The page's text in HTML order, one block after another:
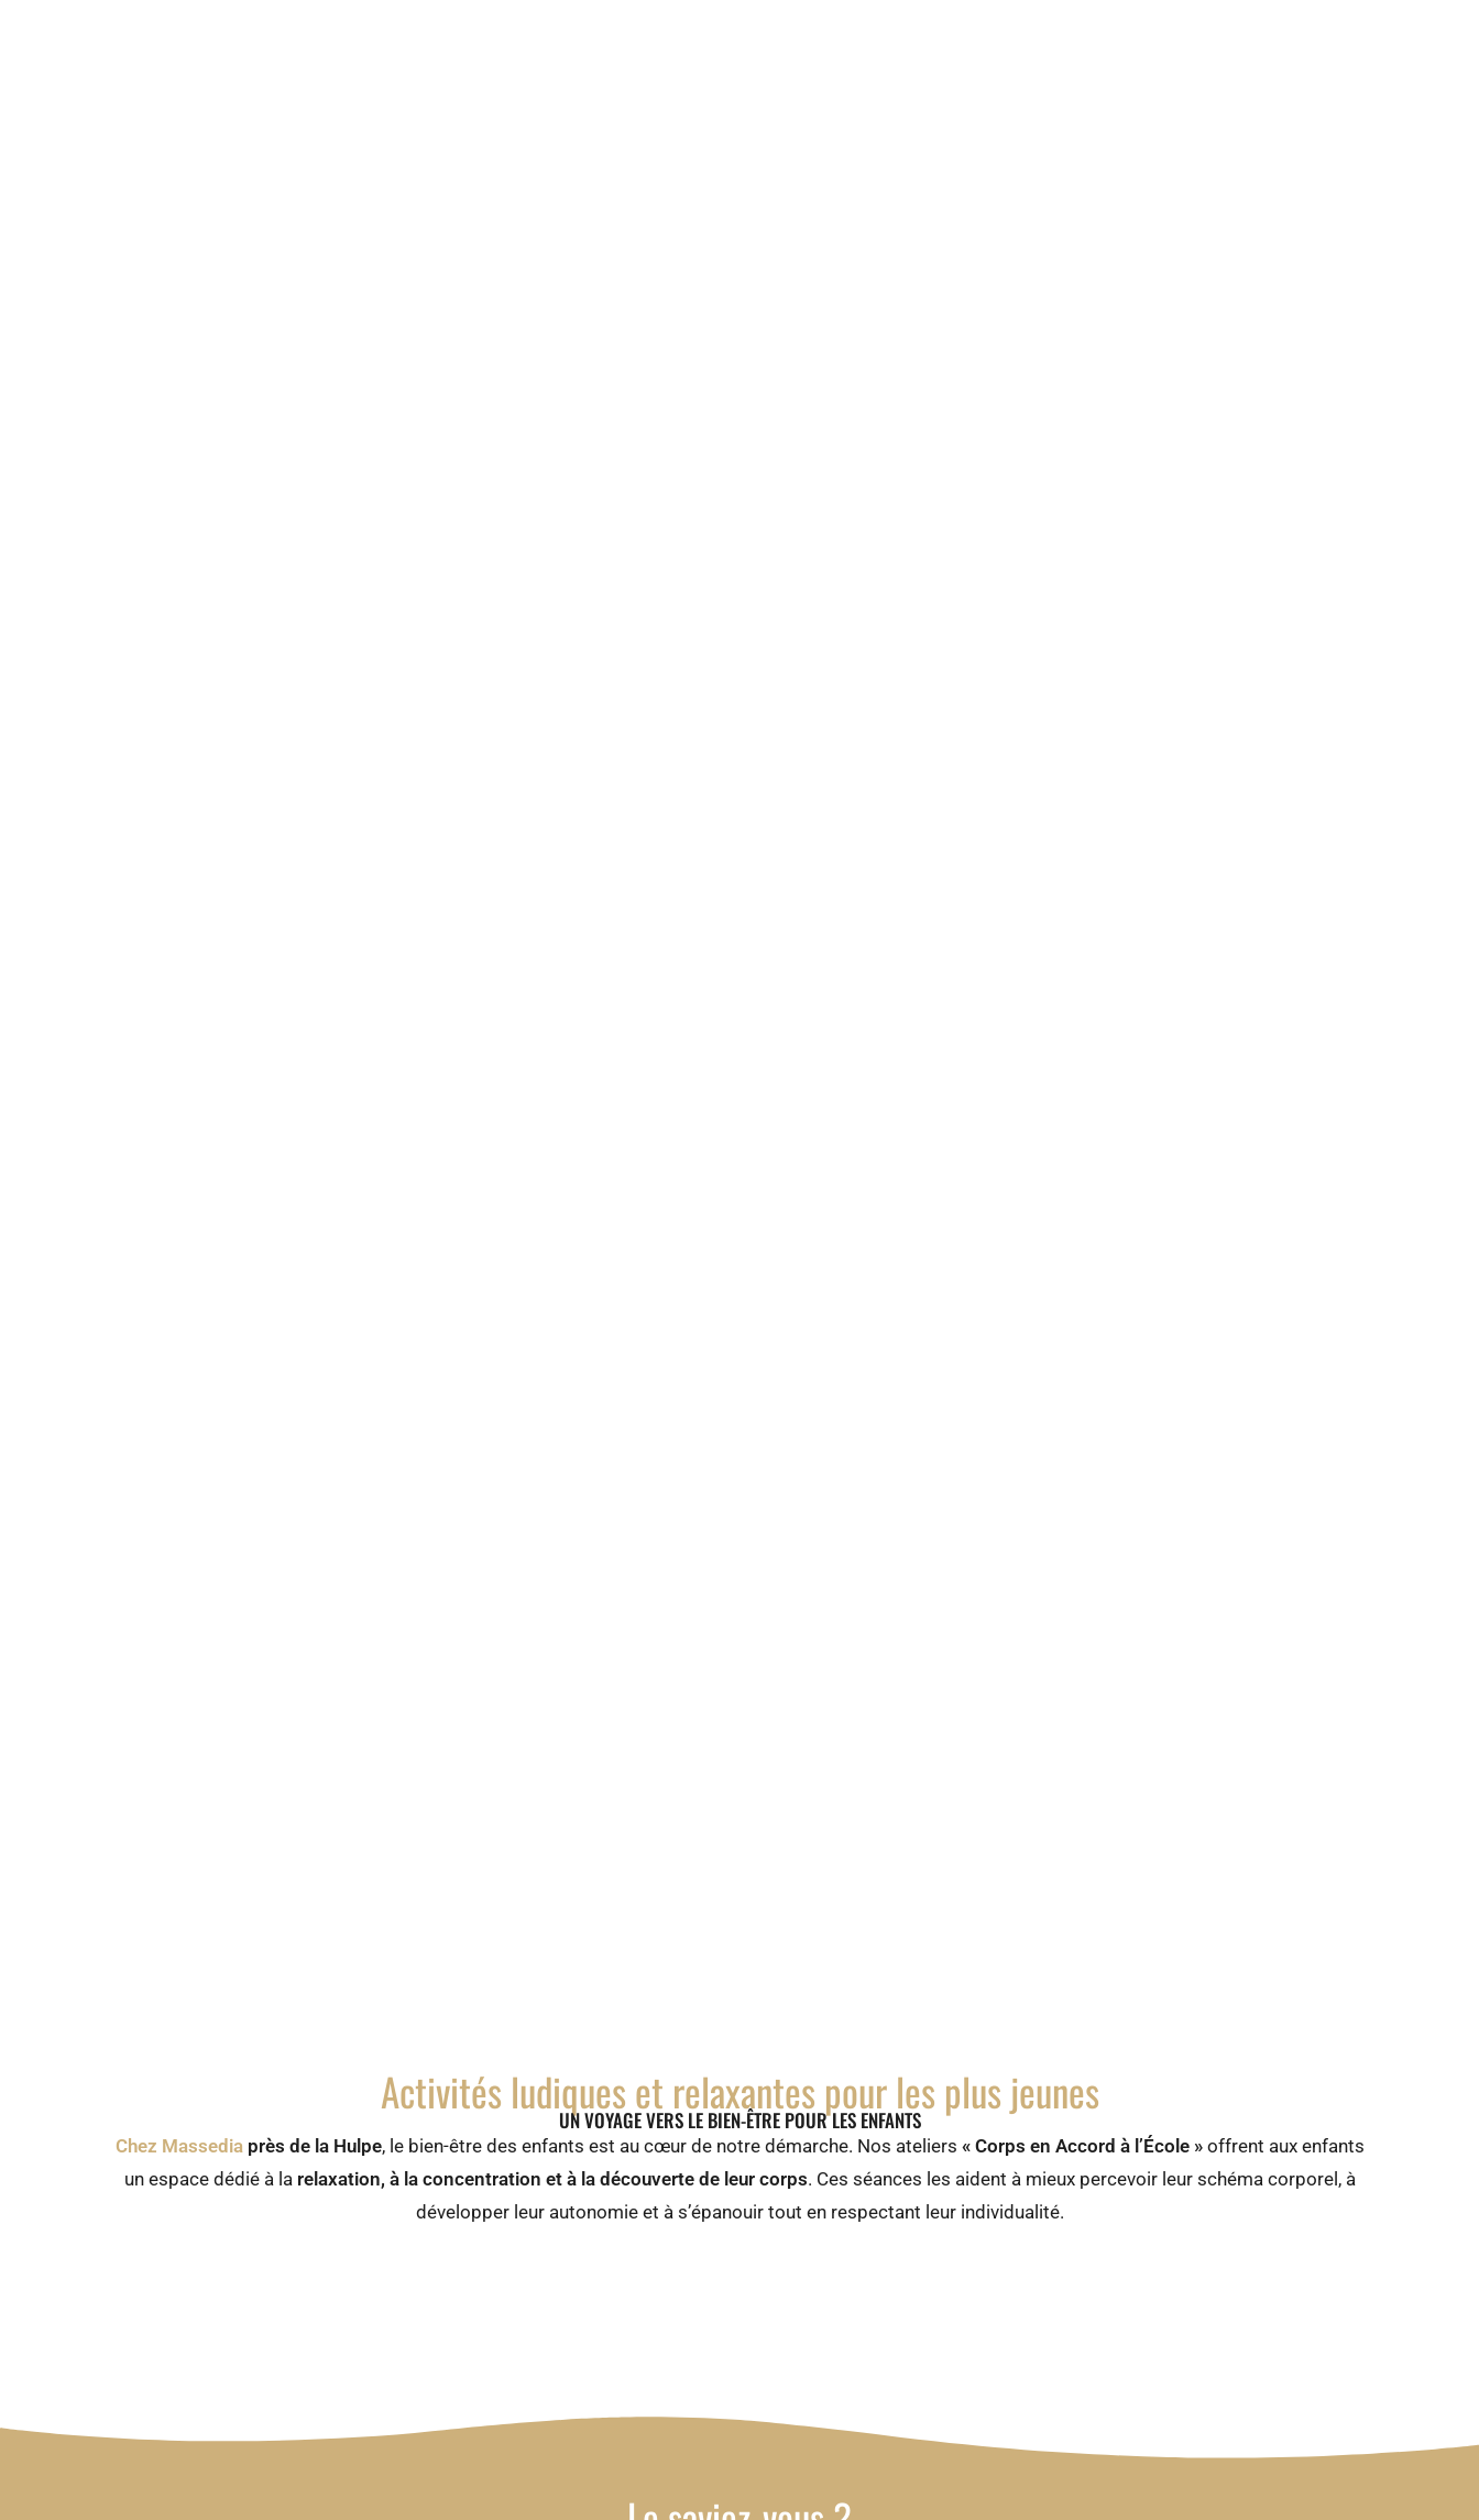
Activités ludiques et relaxantes pour les plus jeunes
UN VOYAGE VERS LE BIEN-ÊTRE POUR LES ENFANTS
Chez Massedia près de la Hulpe, le bien-être des enfants est au cœur de notre démarche. Nos ateliers « Corps en Accord à l’École »offrent aux enfants
un espace dédié à la relaxation, à la concentration et à la découverte de leur corps. Ces séances les aident à mieux percevoir leur schéma corporel, à
développer leur autonomie et à s’épanouir tout en respectant leur individualité.